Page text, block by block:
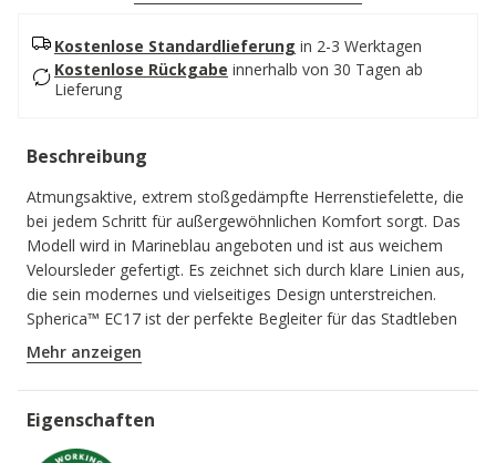
Kostenlose Standardlieferung in 2-3 Werktagen
Kostenlose Rückgabe innerhalb von 30 Tagen ab
Lieferung
Beschreibung
Atmungsaktive, extrem stoßgedämpfte Herrenstiefelette, die
bei jedem Schritt für außergewöhnlichen Komfort sorgt. Das
Modell wird in Marineblau angeboten und ist aus weichem
Veloursleder gefertigt. Es zeichnet sich durch klare Linien aus,
die sein modernes und vielseitiges Design unterstreichen.
Spherica™ EC17 ist der perfekte Begleiter für das Stadtleben
und bietet eine leichtes und bequemes Gehgefühl bei
alltäglichen Aktivitäten.
PRODUKTCODE:U56LAD00022C4002
Mehr anzeigen
Eigenschaften